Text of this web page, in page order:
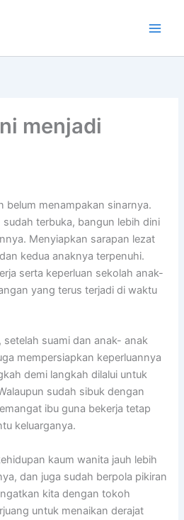
menjadi
belum menampakan sinarnya.
terbuka, bangun lebih dini
Menyiapkan sarapan lezat
kedua anaknya terpenuhi.
serta keperluan sekolah anak-
yang terus terjadi di waktu
suami dan anak- anak
mempersiapkan keperluannya
demi langkah dilalui untuk
sudah sibuk dengan
ibu guna bekerja tetap
keluarganya.
kaum wanita jauh lebih
dan juga sudah berpola pikiran
kita dengan tokoh
untuk menaikan derajat